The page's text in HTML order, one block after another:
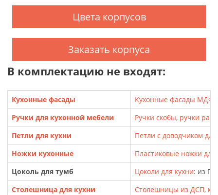
Цвета корпусов
Заказать корпуса
В комплектацию не входят:
Кухонные фасады Кухонные фасады МДФ
Ручки для кухонной мебели
Ручки скобы, ручки
Петли для кухни
Петли с доводчиком для
Ножки кухонные
Пластиковые ножки
Цоколь для тумб
Цоколи для кухни: из
Столешница для кухни
Столешницы из ДСП,